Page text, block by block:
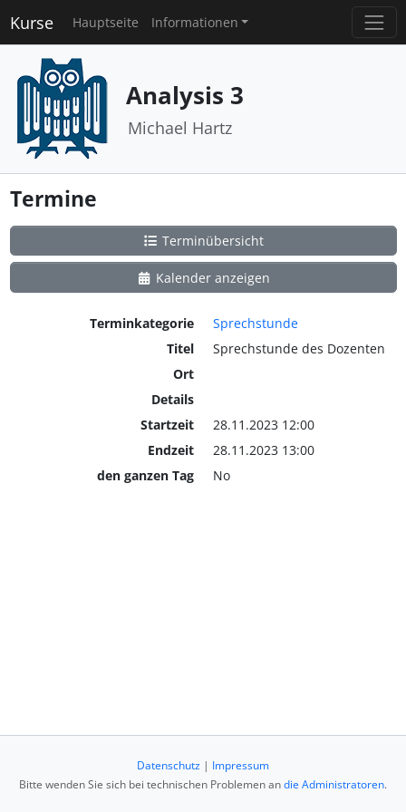
Kurse Hauptseite Informationen
Analysis 3
Michael Hartz
Termine
Terminübersicht
Kalender anzeigen
Terminkategorie
Sprechstunde
Titel
Sprechstunde des Dozenten
Ort
Details
Startzeit
28.11.2023 12:00
Endzeit
28.11.2023 13:00
den ganzen Tag
No
Datenschutz | Impressum
Bitte wenden Sie sich bei technischen Problemen andie Administratoren.